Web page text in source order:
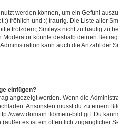
werden können, um ein Gefühl
:) fröhlich und :( traurig. Die Liste aller
trotzdem, Smileys nicht zu häufig zu
könnte deshalb deinen
kann auch die Anzahl der
einfügen?
angezeigt werden. Wenn die
Ansonsten musst du zu einem
www.domain.tld/mein-bild.gif. Du
es ist ein öffentlich zugänglicher